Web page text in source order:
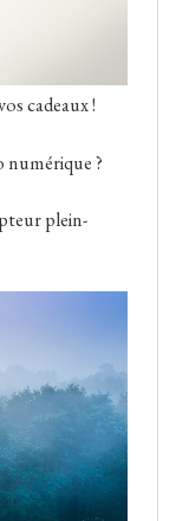
cadeaux !
?
plein-